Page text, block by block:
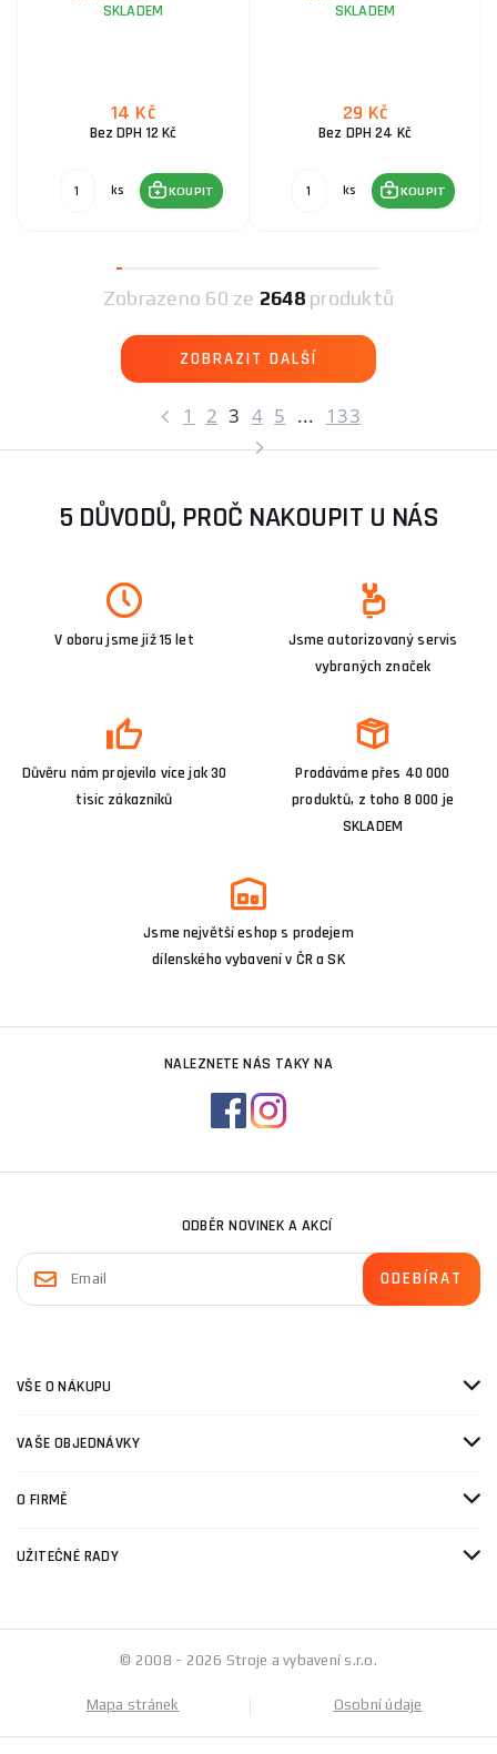
SKLADEM
14 Kč
Bez DPH 12 Kč
ks KOUPIT
SKLADEM
29 Kč
Bez DPH 24 Kč
ks KOUPIT
1 2 3 4 5 ... 133
Zobrazeno 60 ze 2648produktů
ZOBRAZIT DALŠÍ
5 DŮVODŮ, PROČ NAKOUPIT U NÁS
V oboru jsme již 15 let
Jsme autorizovaný servis
vybraných značek
Důvěru nám projevilo více jak 30
tisíc zákazníků
Prodáváme přes 40 000
produktů, z toho 8 000 je
SKLADEM
Jsme největší eshop s prodejem
dílenského vybavení v ČR a SK
NALEZNETE NÁS TAKY NA
ODBĚR NOVINEK A AKCÍ
VŠE O NÁKUPU
VAŠE OBJEDNÁVKY
O FIRMĚ
UŽITEČNÉ RADY
© 2008 - 2026 Stroje a vybavení s.r.o.
Mapa stránek Osobní údaje